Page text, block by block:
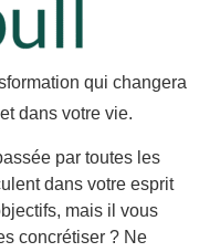
qui changera
dans votre vie.
par toutes les
dans votre esprit
mais il vous
concrétiser ? Ne